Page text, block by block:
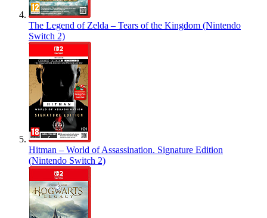
The Legend of Zelda – Tears of the Kingdom (Nintendo
Switch 2)
Hitman – World of Assassination. Signature Edition
(Nintendo Switch 2)